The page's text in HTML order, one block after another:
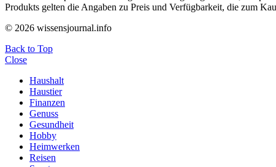
Produkts gelten die Angaben zu Preis und Verfügbarkeit, die zum
© 2026 wissensjournal.info
Back to Top
Close
Haushalt
Haustier
Finanzen
Genuss
Gesundheit
Hobby
Heimwerken
Reisen